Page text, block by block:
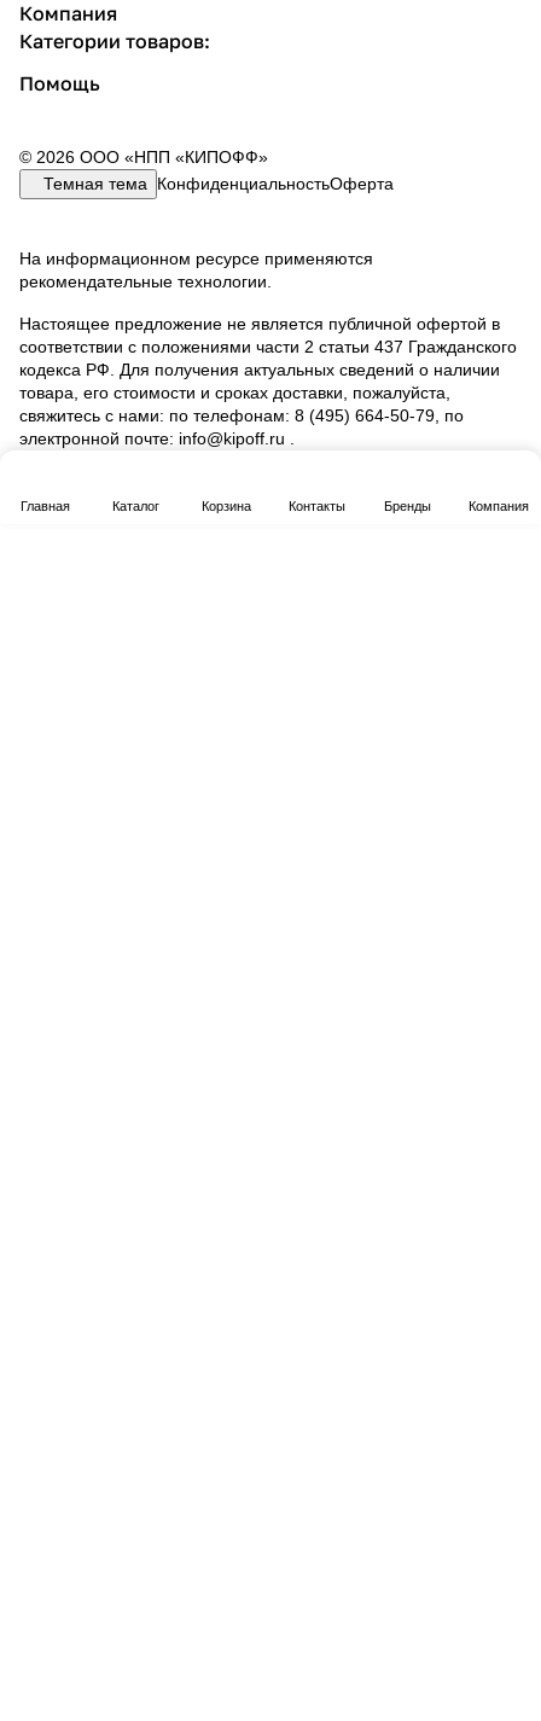
Главная Каталог Корзина Контакты Бренды Компания
Компания
Категории товаров:
Помощь
© 2026 ООО «НПП «КИПОФФ»
Темная тема
КонфиденциальностьОферта
На информационном ресурсе применяются
рекомендательные технологии
Настоящее предложение не является публичной офертой в
соответствии с положениями части 2 статьи 437 Гражданского
кодекса РФ. Для получения актуальных сведений о наличии
товара, его стоимости и сроках доставки, пожалуйста,
свяжитесь с нами: по телефонам: 8 (495) 664‑50‑79, по
электронной почте: info@kipoff.ru .